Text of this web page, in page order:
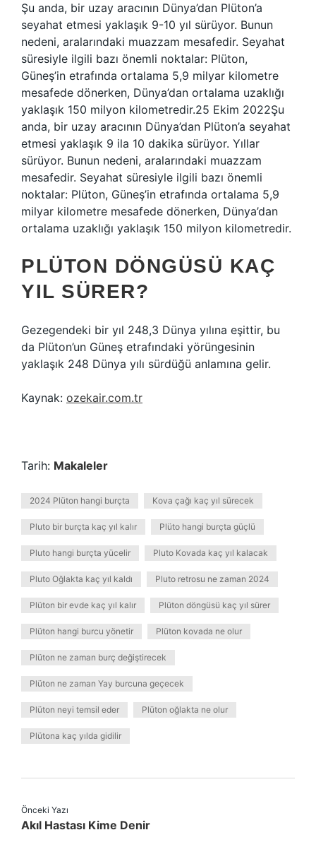
Şu anda, bir uzay aracının Dünya’dan Plüton’a
seyahat etmesi yaklaşık 9-10 yıl sürüyor. Bunun
nedeni, aralarındaki muazzam mesafedir. Seyahat
süresiyle ilgili bazı önemli noktalar: Plüton,
Güneş’in etrafında ortalama 5,9 milyar kilometre
mesafede dönerken, Dünya’dan ortalama uzaklığı
yaklaşık 150 milyon kilometredir.25 Ekim 2022Şu
anda, bir uzay aracının Dünya’dan Plüton’a seyahat
etmesi yaklaşık 9 ila 10 dakika sürüyor. Yıllar
sürüyor. Bunun nedeni, aralarındaki muazzam
mesafedir. Seyahat süresiyle ilgili bazı önemli
noktalar: Plüton, Güneş’in etrafında ortalama 5,9
milyar kilometre mesafede dönerken, Dünya’dan
ortalama uzaklığı yaklaşık 150 milyon kilometredir.
PLÜTON DÖNGÜSÜ KAÇ
YIL SÜRER?
Gezegendeki bir yıl 248,3 Dünya yılına eşittir, bu
da Plüton’un Güneş etrafındaki yörüngesinin
yaklaşık 248 Dünya yılı sürdüğü anlamına gelir.
Kaynak: ozekair.com.tr
Tarih: Makaleler
2024 Plüton hangi burçta Kova çağı kaç yıl sürecek
Pluto bir burçta kaç yıl kalır Plüto hangi burçta güçlü
Pluto hangi burçta yücelir Pluto Kovada kaç yıl kalacak
Pluto Oğlakta kaç yıl kaldı Pluto retrosu ne zaman 2024
Plüton bir evde kaç yıl kalır Plüton döngüsü kaç yıl sürer
Plüton hangi burcu yönetir Plüton kovada ne olur
Plüton ne zaman burç değiştirecek
Plüton ne zaman Yay burcuna geçecek
Plüton neyi temsil eder Plüton oğlakta ne olur
Plütona kaç yılda gidilir
Önceki Yazı
Akıl Hastası Kime Denir